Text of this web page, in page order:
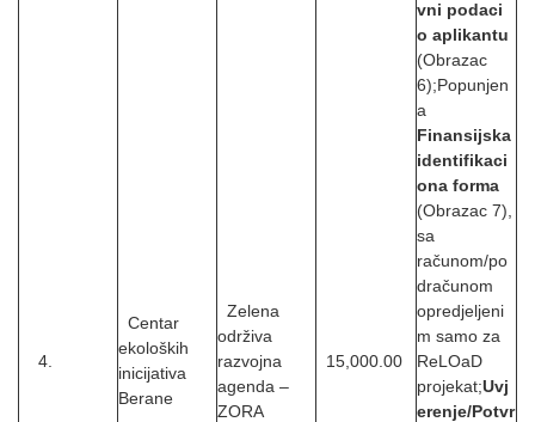
4.
Centar
ekoloških
inicijativa
Berane
Zelena
održiva
razvojna
agenda –
ZORA
15,000.00
vni podaci
o aplikantu
(Obrazac
6);Popunjen
a
Finansijska
identifikaci
ona forma
(Obrazac 7),
sa
računom/po
dračunom
opredjeljeni
m samo za
ReLOaD
projekat;Uvj
erenje/Potvr